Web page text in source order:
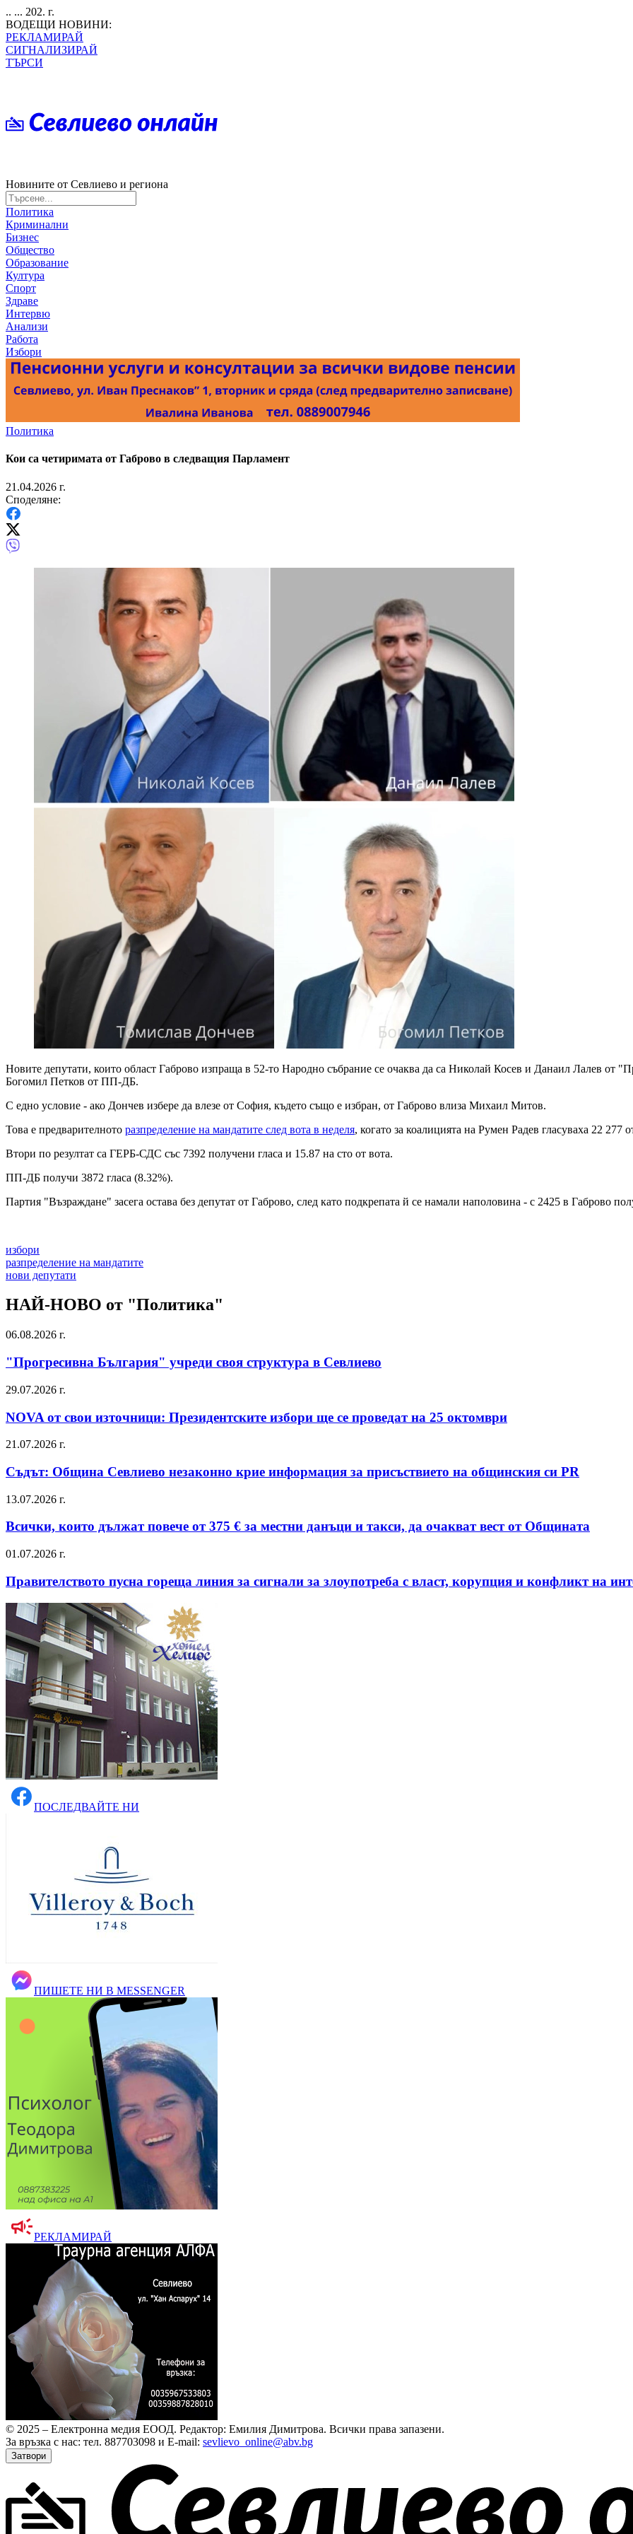
.. ... 202. г.
ВОДЕЩИ НОВИНИ:
РЕКЛАМИРАЙ
СИГНАЛИЗИРАЙ
ТЪРСИ
Новините от Севлиево и региона
Политика
Криминални
Бизнес
Общество
Образование
Култура
Спорт
Здраве
Интервю
Анализи
Работа
Избори
Политика
Кои са четиримата от Габрово в следващия Парламент
21.04.2026 г.
Споделяне:
Новите депутати, които област Габрово изпраща в 52-то Народно събрание се очаква да са Николай Косев и Данаил Лалев
Богомил Петков от ПП-ДБ.
С едно условие - ако Дончев избере да влезе от София, където също е избран, от Габрово влиза Михаил Митов.
Това е предварителното разпределение на мандатите след вота в неделя, когато за коалицията на Румен Радев гласуваха 22
Втори по резултат са ГЕРБ-СДС със 7392 получени гласа и 15.87 на сто от вота.
ПП-ДБ получи 3872 гласа (8.32%).
Партия "Възраждане" засега остава без депутат от Габрово, след като подкрепата й се намали наполовина - с 2425 в Габрово
избори
разпределение на мандатите
нови депутати
НАЙ-НОВО от "Политика"
06.08.2026 г.
"Прогресивна България" учреди своя структура в Севлиево
29.07.2026 г.
NOVA от свои източници: Президентските избори ще се проведат на 25 октомври
21.07.2026 г.
Съдът: Община Севлиево незаконно крие информация за присъствието на общинския си PR
13.07.2026 г.
Всички, които дължат повече от 375 € за местни данъци и такси, да очакват вест от Общината
01.07.2026 г.
Правителството пусна гореща линия за сигнали за злоупотреба с власт, корупция и конфликт на
ПОСЛЕДВАЙТЕ НИ
ПИШЕТЕ НИ В MESSENGER
РЕКЛАМИРАЙ
© 2025 – Електронна медия ЕООД. Редактор: Емилия Димитрова. Всички права запазени.
За връзка с нас: тел. 887703098 и E-mail: sevlievo_online@abv.bg
Затвори